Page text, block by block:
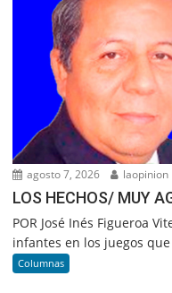
agosto 7, 2026 laopinion
LOS HECHOS/ MUY
POR José Inés Figueroa
infantes en los juegos
Columnas